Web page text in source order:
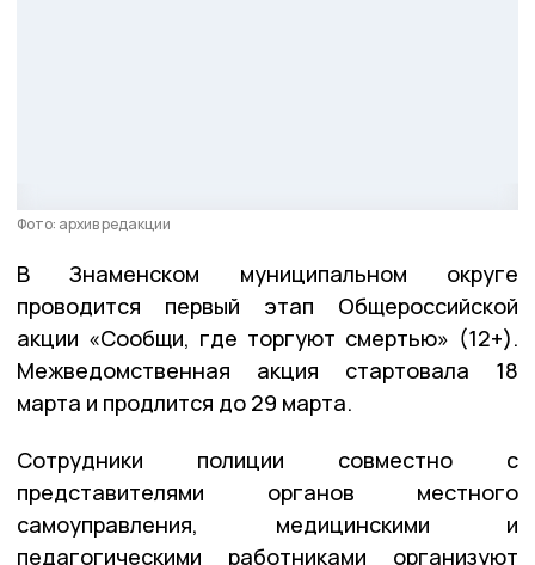
Фото: архив редакции
В Знаменском муниципальном округе
проводится первый этап Общероссийской
акции «Сообщи, где торгуют смертью» (12+).
Межведомственная акция стартовала 18
марта и продлится до 29 марта.
Сотрудники полиции совместно с
представителями органов местного
самоуправления, медицинскими и
педагогическими работниками организуют